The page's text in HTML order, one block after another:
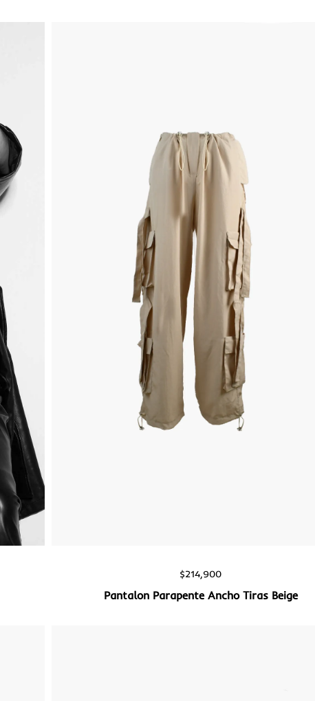
Vista rápida
$214,900
Pantalon Parapente Ancho Tiras Beige